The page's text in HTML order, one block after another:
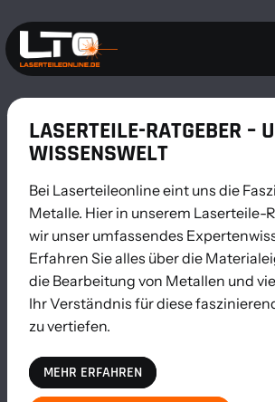
LASERTEILE-RATGEBER –
WISSENSWELT
Bei Laserteileonline eint uns die
Metalle. Hier in unserem Laserteile-
wir unser umfassendes
Erfahren Sie alles über die
die Bearbeitung von Metallen und
Ihr Verständnis für diese
zu vertiefen.
MEHR ERFAHREN